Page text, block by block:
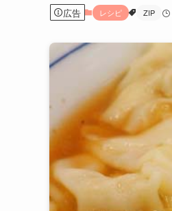
広告 レシピ ZIP